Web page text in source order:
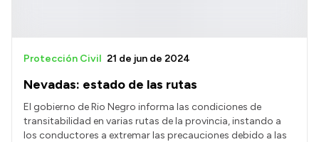
Nevadas: estado de las rutas
Protección Civil 21 de jun de 2024
El gobierno de Rio Negro informa las condiciones de
transitabilidad en varias rutas de la provincia, instando a
los conductores a extremar las precauciones debido a las